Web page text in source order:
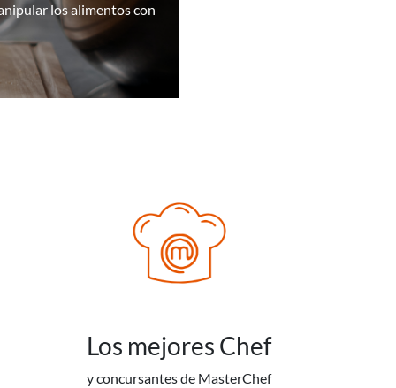
los alimentos con
Los mejores Chef
y concursantes de MasterChef